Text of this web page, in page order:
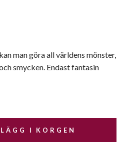
man göra all världens mönster,
smycken. Endast fantasin
LÄGG I KORGEN